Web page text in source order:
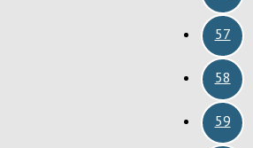
57
58
59